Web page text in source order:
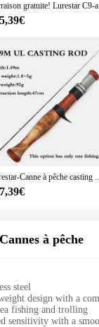
Lurestar-Canne à pêche casting ou
Cannes à pêche
steel
design with a
fishing and trolling
sensitivity with a